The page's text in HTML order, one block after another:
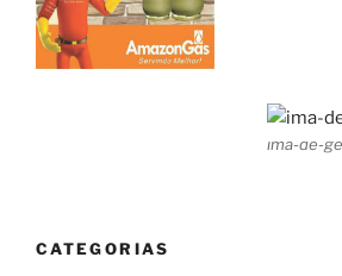
ima-de-
CATEGORIAS